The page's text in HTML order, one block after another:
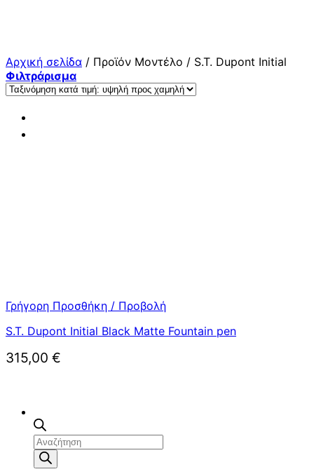
Αναζήτηση
προϊόντων
Αρχική σελίδα / Προϊόν Μοντέλο / S.T. Dupont Initial
Φιλτράρισμα
Γρήγορη Προσθήκη / Προβολή
S.T. Dupont Initial Black Matte Fountain pen
315,00 €